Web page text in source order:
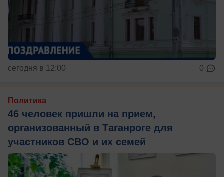
сегодня в 12:00 0
Политика
46 человек пришли на прием,
организованный в Таганроге для
участников СВО и их семей